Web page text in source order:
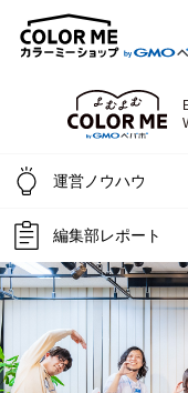
運営ノウハウ
編集部レポート